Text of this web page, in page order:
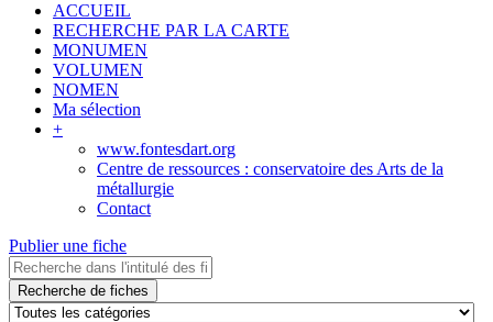
ACCUEIL
RECHERCHE PAR LA CARTE
MONUMEN
VOLUMEN
NOMEN
Ma sélection
+
www.fontesdart.org
Centre de ressources : conservatoire des Arts de la
métallurgie
Contact
Publier une fiche
Recherche de fiches